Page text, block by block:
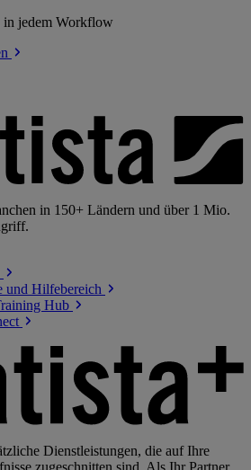
in jedem Workflow
in 150+ Ländern und über 1 Mio.
und Hilfebereich
Hub
Dienstleistungen, die auf Ihre
zugeschnitten sind. Als Ihr Partner